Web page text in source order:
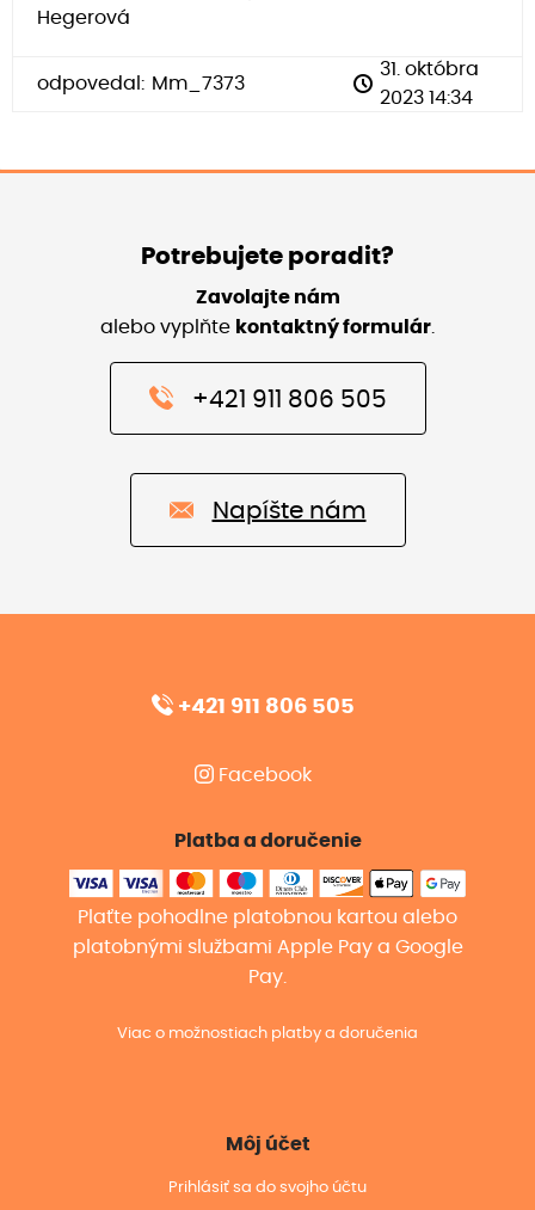
Hegerová
odpovedal: Mm_7373
31. októbra
2023 14:34
Potrebujete poradit?
Zavolajte nám
alebo vyplňte kontaktný formulár
+421 911 806 505
Napíšte nám
+421 911 806 505
Facebook
Platba a doručenie
Plaťte pohodlne platobnou kartou alebo
platobnými službami Apple Pay a Google
Pay.
Viac o možnostiach platby a doručenia
Môj účet
Prihlásiť sa do svojho účtu